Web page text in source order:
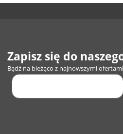
Zapisz się do
Bądź na bieżąco z najnowszymi